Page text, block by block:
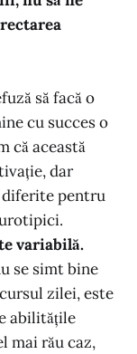
să facă o
cu succes o
că această
dar
pentru
variabilă.
se simt bine
zilei, este
abilitățile
mai rău caz,